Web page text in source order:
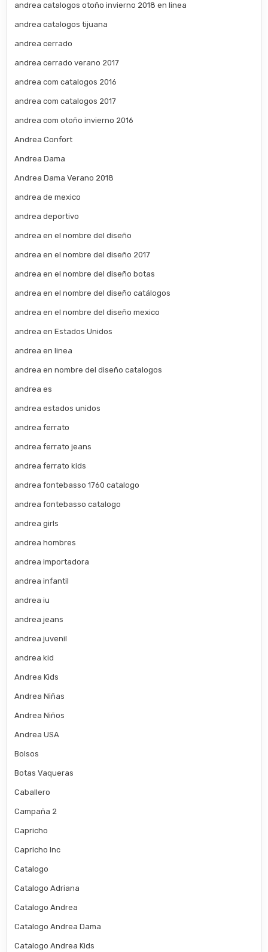
andrea catalogos otoño invierno 2018 en linea
andrea catalogos tijuana
andrea cerrado
andrea cerrado verano 2017
andrea com catalogos 2016
andrea com catalogos 2017
andrea com otoño invierno 2016
Andrea Confort
Andrea Dama
Andrea Dama Verano 2018
andrea de mexico
andrea deportivo
andrea en el nombre del diseño
andrea en el nombre del diseño 2017
andrea en el nombre del diseño botas
andrea en el nombre del diseño catálogos
andrea en el nombre del diseño mexico
andrea en Estados Unidos
andrea en linea
andrea en nombre del diseño catalogos
andrea es
andrea estados unidos
andrea ferrato
andrea ferrato jeans
andrea ferrato kids
andrea fontebasso 1760 catalogo
andrea fontebasso catalogo
andrea girls
andrea hombres
andrea importadora
andrea infantil
andrea iu
andrea jeans
andrea juvenil
andrea kid
Andrea Kids
Andrea Niñas
Andrea Niños
Andrea USA
Bolsos
Botas Vaqueras
Caballero
Campaña 2
Capricho
Capricho Inc
Catalogo
Catalogo Adriana
Catalogo Andrea
Catalogo Andrea Dama
Catalogo Andrea Kids